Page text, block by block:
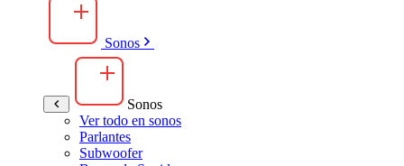
Sonos
Sonos
Ver todo en sonos
Parlantes
Subwoofer